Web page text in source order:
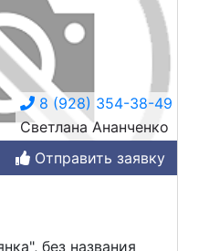
8 (928) 354-38-49
Светлана Ананченко
Отправить заявку
без названия